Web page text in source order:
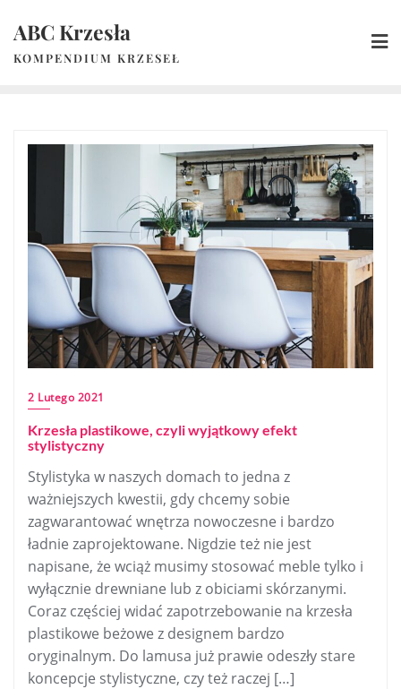
content
ABC Krzesła
KOMPENDIUM KRZESEŁ
2 Lutego 2021
Krzesła plastikowe, czyli wyjątkowy efekt
stylistyczny
Stylistyka w naszych domach to jedna z
ważniejszych kwestii, gdy chcemy sobie
zagwarantować wnętrza nowoczesne i bardzo
ładnie zaprojektowane. Nigdzie też nie jest
napisane, że wciąż musimy stosować meble tylko i
wyłącznie drewniane lub z obiciami skórzanymi.
Coraz częściej widać zapotrzebowanie na krzesła
plastikowe beżowe z designem bardzo
oryginalnym. Do lamusa już prawie odeszły stare
koncepcje stylistyczne, czy też raczej […]